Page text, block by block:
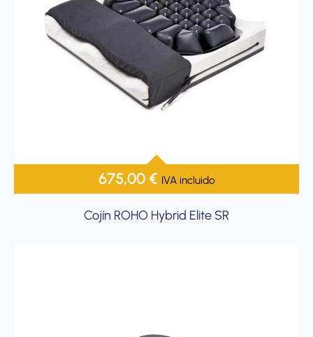
675,00€ IVA incluido
Cojín ROHO Hybrid Elite SR